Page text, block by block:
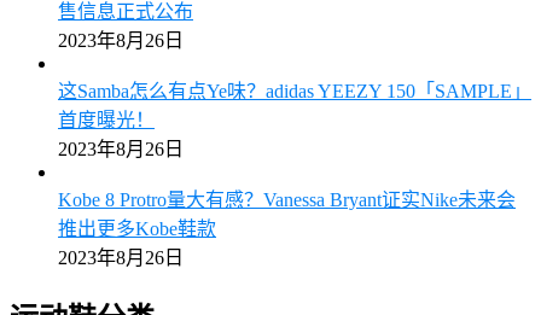
售信息正式公布
2023年8月26日
这Samba怎么有点Ye味？adidas YEEZY 150「SAMPLE」
首度曝光！
2023年8月26日
Kobe 8 Protro量大有感？Vanessa Bryant证实Nike未来会
推出更多Kobe鞋款
2023年8月26日